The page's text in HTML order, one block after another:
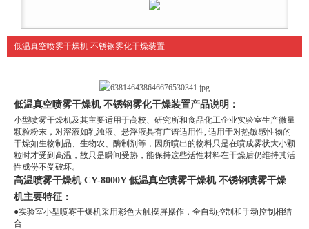
低温真空喷雾干燥机 不锈钢雾化干燥装置
低温真空喷雾干燥机 不锈钢雾化干燥装置产品说明：
小型喷雾干燥机及其主要适用于高校、研究所和食品化工企业实验室生产微量
颗粒粉末，对溶液如乳浊液、悬浮液具有广谱适用性, 适用于对热敏感性物的
干燥如生物制品、生物农、酶制剂等，因所喷出的物料只是在喷成雾状大小颗
粒时才受到高温，故只是瞬间受热，能保持这些活性材料在干燥后仍维持其活
性成份不受破坏。
高温喷雾干燥机 CY-8000Y 低温真空喷雾干燥机 不锈钢喷雾干燥
机主要特征：
●实验室小型喷雾干燥机采用彩色大触摸屏操作，全自动控制和手动控制相结
合